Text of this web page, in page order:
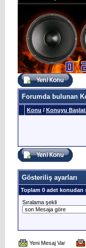
Forumda bulunan
Konu / Konuyu
Gösteriliş ayarları
Toplam 0 adet konudan
Sıralama şekli
Yeni Mesaj Var